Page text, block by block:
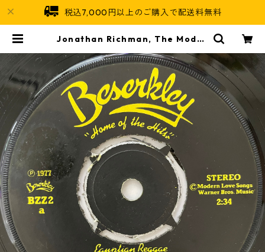
税込7,000円以上のご購入で配送料無料
Jonathan Richman, The Moder
-20896】 | Jamaican Soul